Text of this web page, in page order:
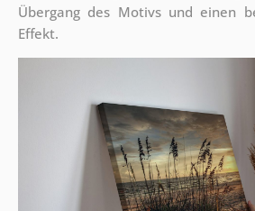
Übergang des Motivs und einen
Effekt.